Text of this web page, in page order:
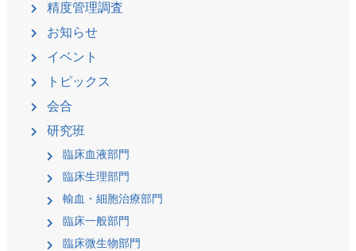
精度管理調査
お知らせ
イベント
トピックス
会合
研究班
臨床血液部門
臨床生理部門
輸血・細胞治療部門
臨床一般部門
臨床微生物部門